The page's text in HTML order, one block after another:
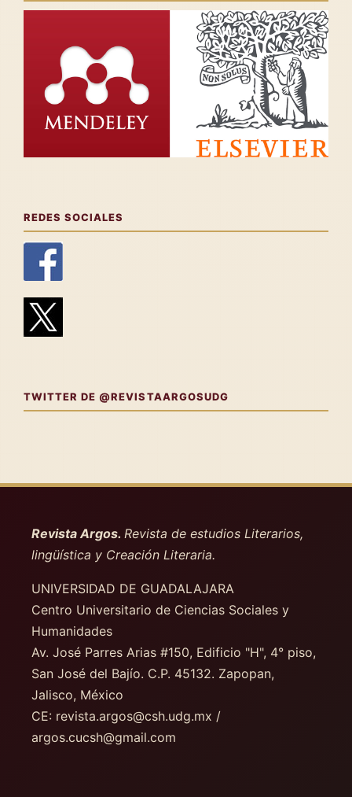
REDES SOCIALES
TWITTER DE @REVISTAARGOSUDG
Revista Argos. Revista de estudios Literarios,
lingüística y Creación Literaria.
UNIVERSIDAD DE GUADALAJARA
Centro Universitario de Ciencias Sociales y
Humanidades
Av. José Parres Arias #150, Edificio "H", 4° piso,
San José del Bajío. C.P. 45132. Zapopan,
Jalisco, México
CE: revista.argos@csh.udg.mx /
argos.cucsh@gmail.com